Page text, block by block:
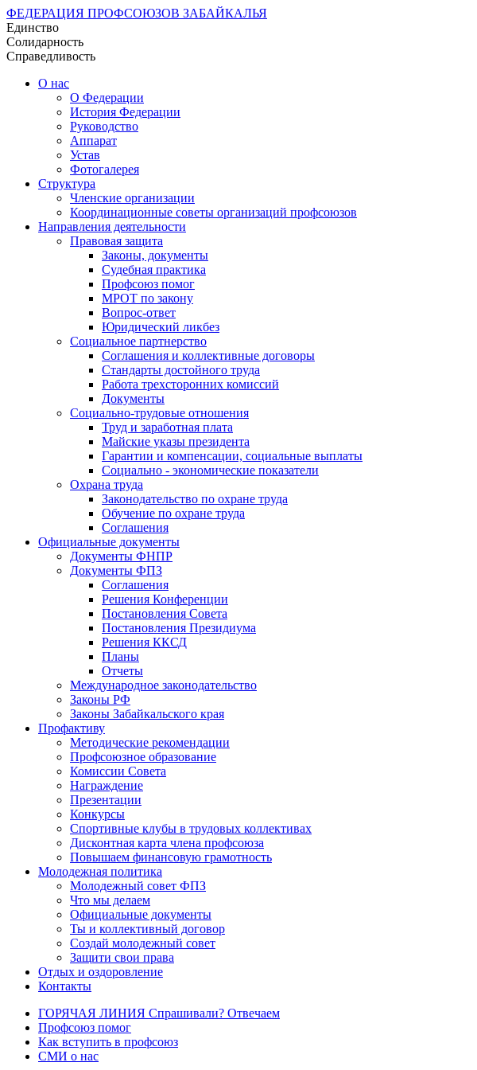
ФЕДЕРАЦИЯ ПРОФСОЮЗОВ ЗАБАЙКАЛЬЯ
Единство
Солидарность
Справедливость
О нас
О Федерации
История Федерации
Руководство
Аппарат
Устав
Фотогалерея
Структура
Членские организации
Координационные советы организаций профсоюзов
Направления деятельности
Правовая защита
Законы, документы
Судебная практика
Профсоюз помог
МРОТ по закону
Вопрос-ответ
Юридический ликбез
Социальное партнерство
Соглашения и коллективные договоры
Стандарты достойного труда
Работа трехсторонних комиссий
Документы
Социально-трудовые отношения
Труд и заработная плата
Майские указы президента
Гарантии и компенсации, социальные выплаты
Социально - экономические показатели
Охрана труда
Законодательство по охране труда
Обучение по охране труда
Соглашения
Официальные документы
Документы ФНПР
Документы ФПЗ
Соглашения
Решения Конференции
Постановления Совета
Постановления Президиума
Решения ККСД
Планы
Отчеты
Международное законодательство
Законы РФ
Законы Забайкальского края
Профактиву
Методические рекомендации
Профсоюзное образование
Комиссии Совета
Награждение
Презентации
Конкурсы
Спортивные клубы в трудовых коллективах
Дисконтная карта члена профсоюза
Повышаем финансовую грамотность
Молодежная политика
Молодежный совет ФПЗ
Что мы делаем
Официальные документы
Ты и коллективный договор
Создай молодежный совет
Защити свои права
Отдых и оздоровление
Контакты
ГОРЯЧАЯ ЛИНИЯ Спрашивали? Отвечаем
Профсоюз помог
Как вступить в профсоюз
СМИ о нас